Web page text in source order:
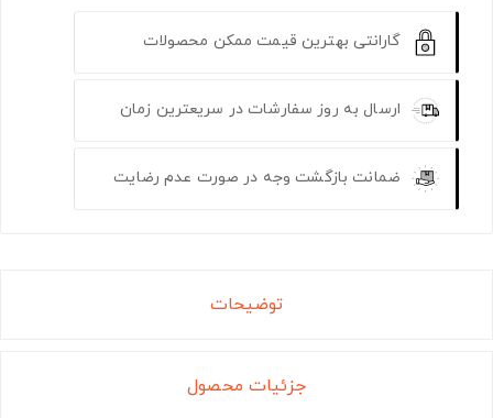
گارانتی بهترین قیمت ممکن محصولات
ارسال به روز سفارشات در سریعترین زمان
ضمانت بازگشت وجه در صورت عدم رضایت
توضیحات
جزئیات محصول